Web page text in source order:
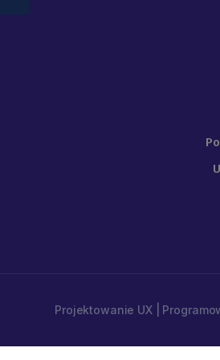
Projektowanie UX |